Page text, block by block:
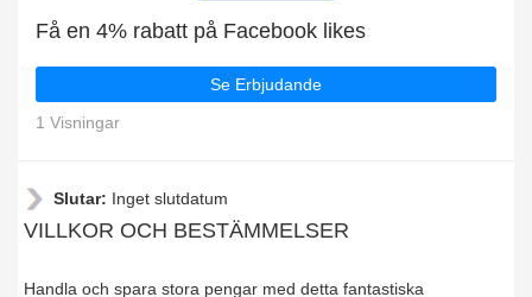
Få en 4% rabatt på Facebook likes
Se Erbjudande
1 Visningar
Slutar: Inget slutdatum
VILLKOR OCH BESTÄMMELSER
Handla och spara stora pengar med detta fantastiska